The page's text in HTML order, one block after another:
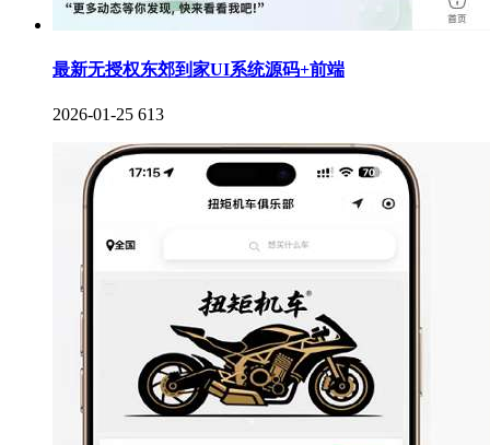
最新无授权东郊到家UI系统源码+前端
2026-01-25 613